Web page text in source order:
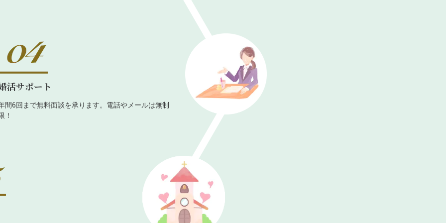
活サポート
間6回まで無料面談を承ります。電話やメールは無制
！